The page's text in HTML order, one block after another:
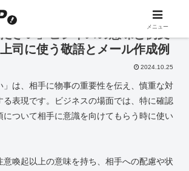
さい」ビジネスの意味と例文
司に使う敬語とメール作成例
2024.10.25
」は、相手に物事の重要性を伝え、慎重な対
る表現です。ビジネスの場面では、特に確認
について相手に意識を向けてもらう時に使い
意喚起以上の意味を持ち、相手への配慮や状
メニュー